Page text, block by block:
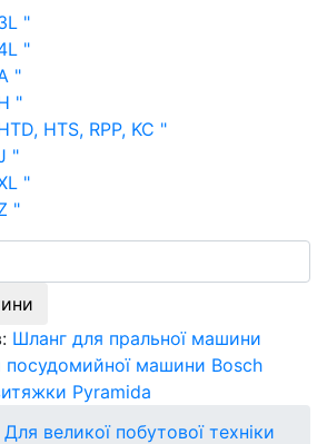
"
"
"
"
HTS, RPP, KC "
"
"
"
Шланг для пральної машини
машини Bosch
Pyramida
Для великої побутової техніки